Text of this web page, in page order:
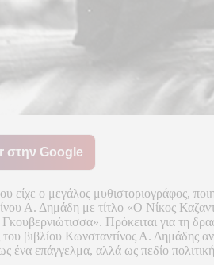
στην Google
είχε ο μεγάλος μυθιστοριογράφος,
Α. Δημάδη με τίτλο «Ο Νίκος
Πρόκειται για τη
βιβλίου Κωνσταντίνος Α. Δημάδης
ένα επάγγελμα, αλλά ως πεδίο